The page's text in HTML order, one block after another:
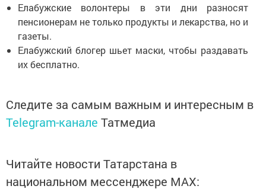
Елабужские волонтеры в эти дни разносят
пенсионерам не только продукты и лекарства, но и
газеты.
Елабужский блогер шьет маски, чтобы раздавать
их бесплатно.
Следите за самым важным и интересным в
Telegram-канале Татмедиа
Читайте новости Татарстана в
национальном мессенджере MАХ: